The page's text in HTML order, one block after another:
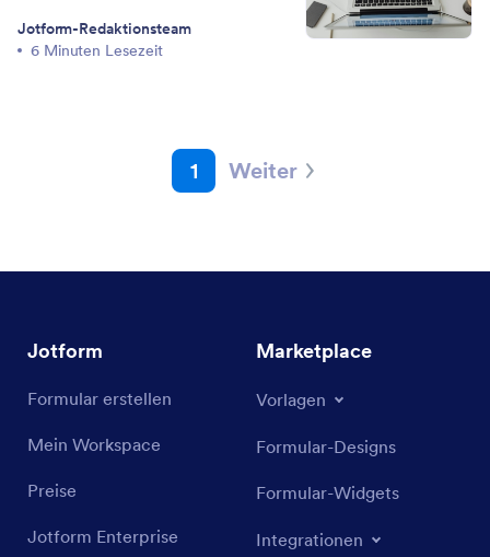
Jotform-Redaktionsteam
6 Minuten Lesezeit
1 Weiter
Jotform
Formular erstellen
Mein Workspace
Preise
Jotform Enterprise
Marketplace
Vorlagen
Formular-Designs
Formular-Widgets
Integrationen